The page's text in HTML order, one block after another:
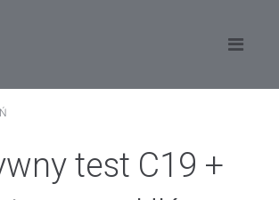
test C19 +